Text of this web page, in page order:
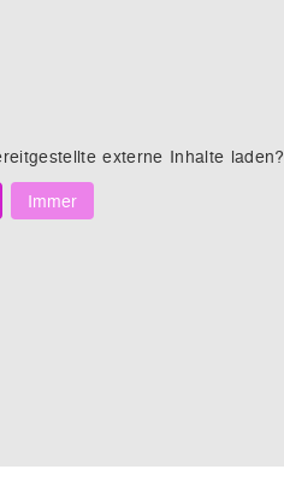
externe Inhalte laden?
Immer